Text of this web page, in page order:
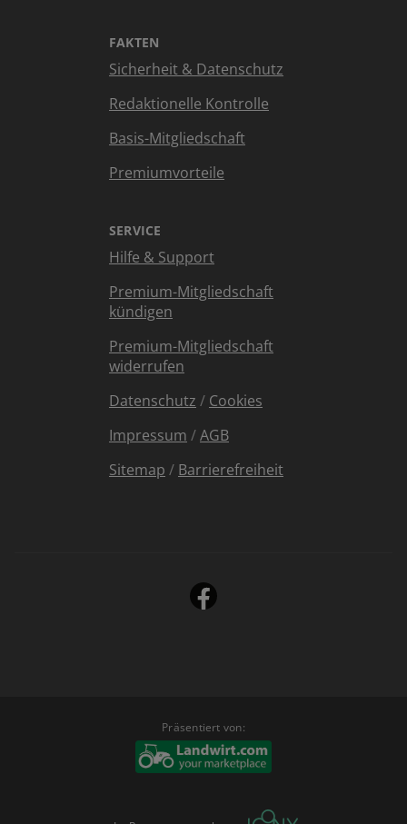
FAKTEN
Sicherheit & Datenschutz
Redaktionelle Kontrolle
Basis-Mitgliedschaft
Premiumvorteile
SERVICE
Hilfe & Support
Premium-Mitgliedschaft
kündigen
Premium-Mitgliedschaft
widerrufen
Datenschutz / Cookies
Impressum /AGB
Sitemap / Barrierefreiheit
Präsentiert von: